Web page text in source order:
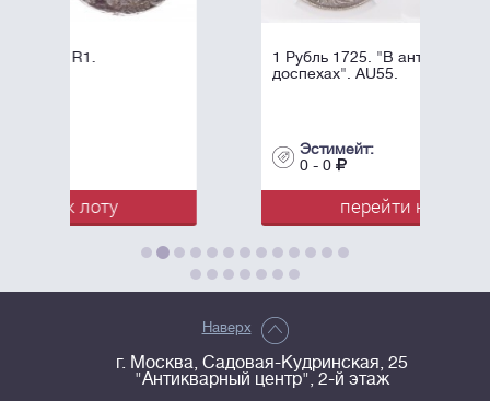
1 Рубль 1725. "В античных
доспехах". AU55.
перейти к лоту
Наверх
г. Москва, Садовая-Кудринская, 25
"Антикварный центр", 2-й этаж